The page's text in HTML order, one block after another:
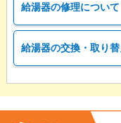
給湯器の修理について
給湯器の交換・取り